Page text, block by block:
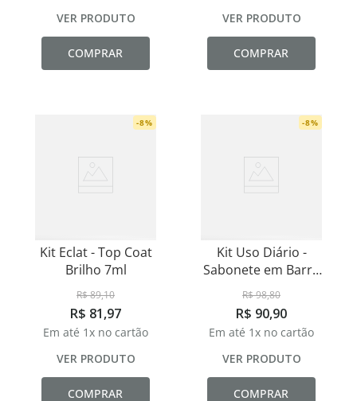
VER PRODUTO
COMPRAR
VER PRODUTO
COMPRAR
-8%
Kit Eclat - Top Coat
Brilho 7ml
R$89,10
R$ 81,97
Em até 1x no cartão
VER PRODUTO
COMPRAR
-8%
Kit Uso Diário -
Sabonete em Barra
Aloe Vera - 90g
R$98,80
R$ 90,90
Em até 1x no cartão
VER PRODUTO
COMPRAR